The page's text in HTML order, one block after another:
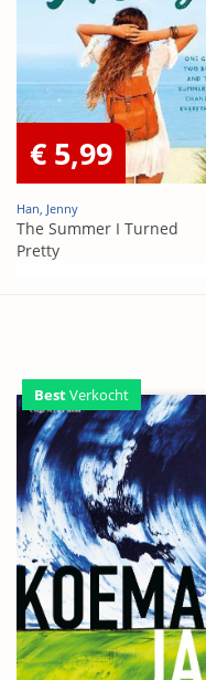
€ 5,99
Han, Jenny
The Summer I Turned
Pretty
BestVerkocht